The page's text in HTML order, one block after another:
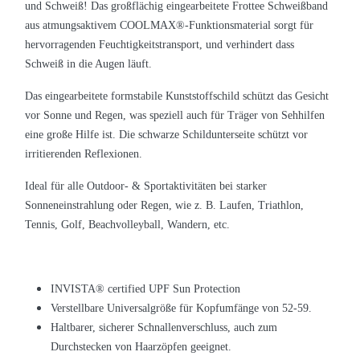
und Schweiß! Das großflächig eingearbeitete Frottee Schweißband
aus atmungsaktivem COOLMAX®-Funktionsmaterial sorgt für
hervorragenden Feuchtigkeitstransport, und verhindert dass
Schweiß in die Augen läuft.
Das eingearbeitete formstabile Kunststoffschild schützt das Gesicht
vor Sonne und Regen, was speziell auch für Träger von Sehhilfen
eine große Hilfe ist. Die schwarze Schildunterseite schützt vor
irritierenden Reflexionen.
Ideal für alle Outdoor- & Sportaktivitäten bei starker
Sonneneinstrahlung oder Regen, wie z. B. Laufen, Triathlon,
Tennis, Golf, Beachvolleyball, Wandern, etc.
INVISTA® certified UPF Sun Protection
Verstellbare Universalgröße für Kopfumfänge von 52-59.
Haltbarer, sicherer Schnallenverschluss, auch zum
Durchstecken von Haarzöpfen geeignet.